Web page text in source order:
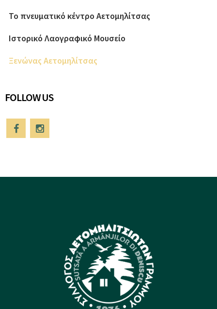
Το πνευματικό κέντρο Αετομηλίτσας
Ιστορικό Λαογραφικό Μουσείο
Ξενώνας Αετομηλίτσας
FOLLOW US